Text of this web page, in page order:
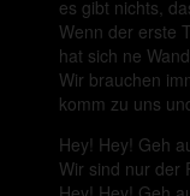
es gibt nichts,
Wenn der erste
hat sich ne
Wir brauchen
komm zu uns
Hey! Hey! Geh
Wir sind nur der